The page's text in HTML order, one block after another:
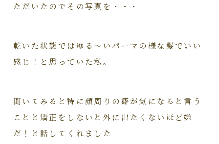
ただいたのでその写真を・・・
乾いた状態ではゆる～いパーマの様な髪でいい
感じ！と思っていた私。
聞いてみると特に顔周りの癖が気になると言う
ことと矯正をしないと外に出たくないほど嫌
だ！と話してくれました